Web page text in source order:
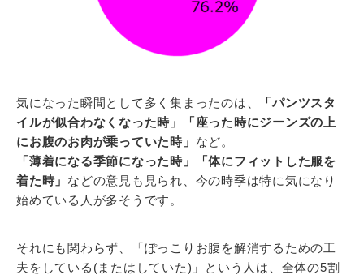
気になった瞬間として多く集まったのは、
「パンツスタ
イルが似合わなくなった時」「座った時にジーンズの上
にお腹のお肉が乗っていた時」 など。
「薄着になる季節になった時」「体にフィットした服を
着た時」 などの意見も見られ、今の時季は特に気になり
始めている人が多そうです。
それにも関わらず、「ぽっこりお腹を解消するための工
夫をしている(またはしていた)」という人は、全体の5割